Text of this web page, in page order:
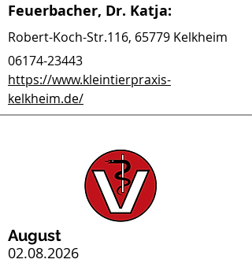
Robert-Koch-Str.116, 65779 Kelkheim
06174-23443
https://www.kleintierpraxis-
kelkheim.de/
Feuerbacher, Dr. Katja:
August
02.08.2026